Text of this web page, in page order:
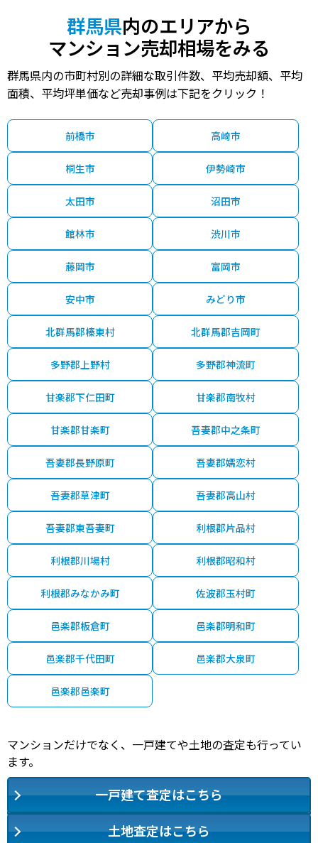
群馬県内のエリアから
マンション売却相場をみる
群馬県内の市町村別の詳細な取引件数、平均売却額、平均
面積、平均坪単価など売却事例は下記をクリック！
前橋市 高崎市
桐生市 伊勢崎市
太田市 沼田市
館林市 渋川市
藤岡市 富岡市
安中市 みどり市
北群馬郡榛東村 北群馬郡吉岡町
多野郡上野村 多野郡神流町
甘楽郡下仁田町 甘楽郡南牧村
甘楽郡甘楽町 吾妻郡中之条町
吾妻郡長野原町 吾妻郡嬬恋村
吾妻郡草津町 吾妻郡高山村
吾妻郡東吾妻町 利根郡片品村
利根郡川場村 利根郡昭和村
利根郡みなかみ町 佐波郡玉村町
邑楽郡板倉町 邑楽郡明和町
邑楽郡千代田町 邑楽郡大泉町
邑楽郡邑楽町
マンションだけでなく、一戸建てや土地の査定も行ってい
ます。
一戸建て査定はこちら
土地査定はこちら